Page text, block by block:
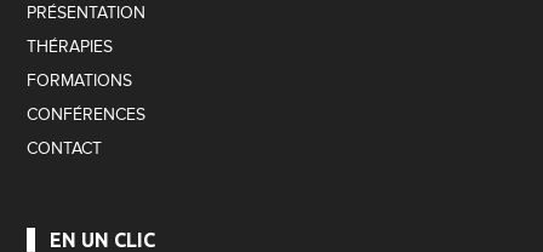
PRÉSENTATION
THÉRAPIES
FORMATIONS
CONFÉRENCES
CONTACT
EN UN CLIC